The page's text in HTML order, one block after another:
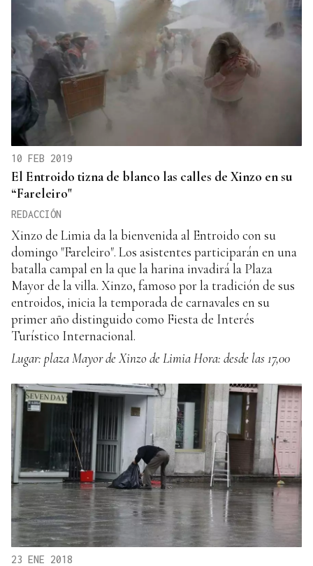
10 FEB 2019
El Entroido tizna de blanco las calles de Xinzo en su
“Fareleiro"
REDACCIÓN
Xinzo de Limia da la bienvenida al Entroido con su
domingo "Fareleiro". Los asistentes participarán en una
batalla campal en la que la harina invadirá la Plaza
Mayor de la villa. Xinzo, famoso por la tradición de sus
entroidos, inicia la temporada de carnavales en su
primer año distinguido como Fiesta de Interés
Turístico Internacional.
Lugar: plaza Mayor de Xinzo de LimiaHora: desde las 17,00
23 ENE 2018